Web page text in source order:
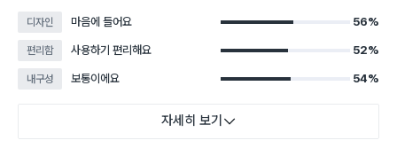
디자인 마음에 들어요 56%
편리함 사용하기 편리해요 52%
내구성 보통이에요 54%
자세히 보기